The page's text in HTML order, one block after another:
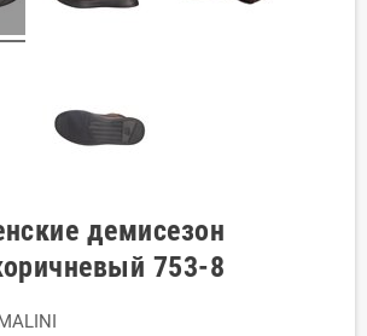
демисезон
753-8